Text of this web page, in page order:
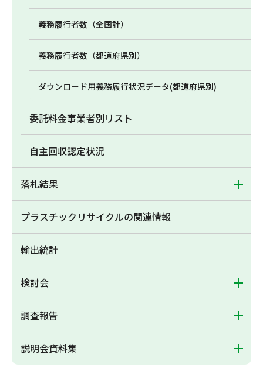
義務履行者数（全国計）
義務履行者数（都道府県別）
ダウンロード用義務履行状況データ(都道府県別)
委託料金事業者別リスト
自主回収認定状況
落札結果
プラスチックリサイクルの関連情報
輸出統計
検討会
調査報告
説明会資料集